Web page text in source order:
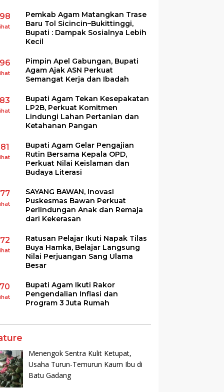
Pemkab Agam Matangkan Trase
Baru Tol Sicincin–Bukittinggi,
Bupati : Dampak Sosialnya Lebih
Kecil
Pimpin Apel Gabungan, Bupati
Agam Ajak ASN Perkuat
Semangat Kerja dan Ibadah
Bupati Agam Tekan Kesepakatan
LP2B, Perkuat Komitmen
Lindungi Lahan Pertanian dan
Ketahanan Pangan
Bupati Agam Gelar Pengajian
Rutin Bersama Kepala OPD,
Perkuat Nilai Keislaman dan
Budaya Literasi
SAYANG BAWAN, Inovasi
Puskesmas Bawan Perkuat
Perlindungan Anak dan Remaja
dari Kekerasan
Ratusan Pelajar Ikuti Napak Tilas
Buya Hamka, Belajar Langsung
Nilai Perjuangan Sang Ulama
Besar
Bupati Agam Ikuti Rakor
Pengendalian Inflasi dan
Program 3 Juta Rumah
Menengok Sentra Kulit Ketupat,
Usaha Turun-Temurun Kaum Ibu di
Batu Gadang